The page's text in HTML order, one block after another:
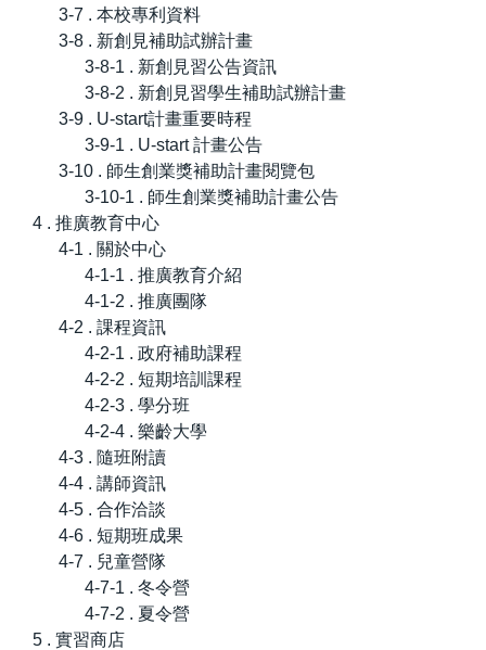
3-7 . 本校專利資料
3-8 . 新創見補助試辦計畫
3-8-1 . 新創見習公告資訊
3-8-2 . 新創見習學生補助試辦計畫
3-9 . U-start計畫重要時程
3-9-1 . U-start 計畫公告
3-10 . 師生創業獎補助計畫閱覽包
3-10-1 . 師生創業獎補助計畫公告
4 . 推廣教育中心
4-1 . 關於中心
4-1-1 . 推廣教育介紹
4-1-2 . 推廣團隊
4-2 . 課程資訊
4-2-1 . 政府補助課程
4-2-2 . 短期培訓課程
4-2-3 . 學分班
4-2-4 . 樂齡大學
4-3 . 隨班附讀
4-4 . 講師資訊
4-5 . 合作洽談
4-6 . 短期班成果
4-7 . 兒童營隊
4-7-1 . 冬令營
4-7-2 . 夏令營
5 . 實習商店